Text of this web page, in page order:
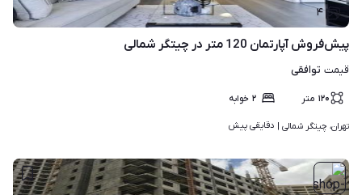
۴
پیش‌فروش آپارتمان 120 متر در چیتگر شمالی
قیمت توافقی
۱۲۰ متر ۲ خوابه
تهران، چیتگر شمالی | دقایقی پیش